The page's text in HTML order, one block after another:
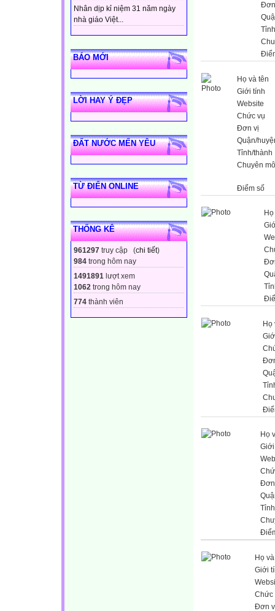
Nhân dịp kỉ niệm 31 năm ngày
nhà giáo Việt...
BÁO MỚI
LỜI HAY Ý ĐẸP
ĐẤT NƯỚC MẾN YÊU
TỪ ĐIỂN ONLINE
THỐNG KÊ
961297 truy cập (chi tiết)
984 trong hôm nay
1491891 lượt xem
1062 trong hôm nay
774 thành viên
Họ và tên
Giới tính
Website
Chức vụ
Đơn vị
Quận/
Tỉnh/thành
Chuyên
Điểm số
Họ
Họ
Họ
Giới
Chức
Đơn